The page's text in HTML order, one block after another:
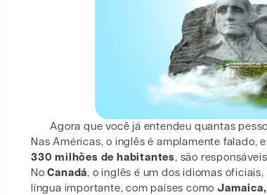
Agora que você já entendeu quantas
Nas Américas, o inglês é amplamente falado,
330 milhões de habitantes, são
NoCanadá, o inglês é um dos idiomas
língua importante, com países comoJamaica,